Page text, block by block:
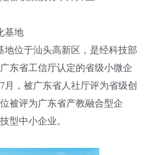
基地
位于汕头高新区，是经科技部
东省工信厅认定的省级小微企
月，被广东省人社厅评为省级创
被评为广东省产教融合型企
型中小企业。